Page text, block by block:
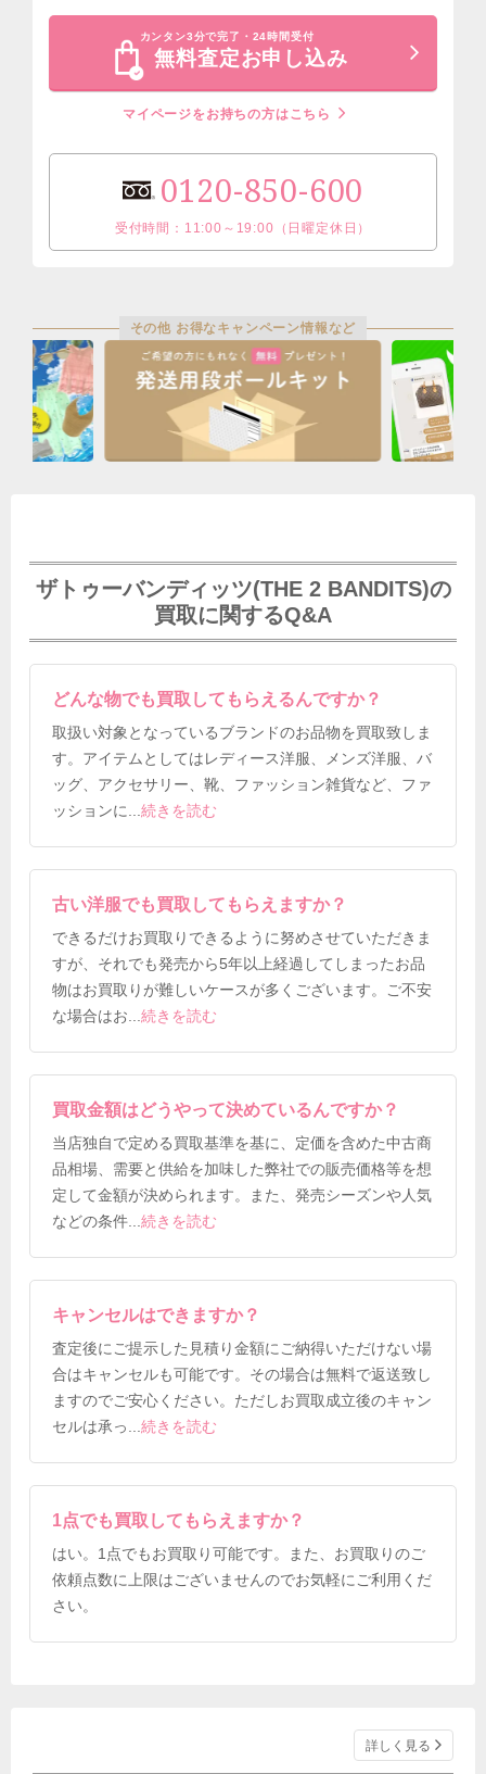
カンタン3分で完了・24時間受付
無料査定お申し込み
マイページをお持ちの方はこちら
0120-850-600
受付時間：11:00～19:00（日曜定休日）
その他 お得なキャンペーン情報など
ザトゥーバンディッツ(THE 2 BANDITS)の
買取に関するQ&A
どんな物でも買取してもらえるんですか？
取扱い対象となっているブランドのお品物を買取致しま
す。アイテムとしてはレディース洋服、メンズ洋服、バ
ッグ、アクセサリー、靴、ファッション雑貨など、ファ
ッションに...続きを読む
古い洋服でも買取してもらえますか？
できるだけお買取りできるように努めさせていただきま
すが、それでも発売から5年以上経過してしまったお品
物はお買取りが難しいケースが多くございます。ご不安
な場合はお...続きを読む
買取金額はどうやって決めているんですか？
当店独自で定める買取基準を基に、定価を含めた中古商
品相場、需要と供給を加味した弊社での販売価格等を想
定して金額が決められます。また、発売シーズンや人気
などの条件 ...続きを読む
キャンセルはできますか？
査定後にご提示した見積り金額にご納得いただけない場
合はキャンセルも可能です。その場合は無料で返送致し
ますのでご安心ください。ただしお買取成立後のキャン
セルは承っ
...続きを読む
1点でも買取してもらえますか？
はい。1点でもお買取り可能です。また、お買取りのご
依頼点数に上限はございませんのでお気軽にご利用くだ
さい。
詳しく見る